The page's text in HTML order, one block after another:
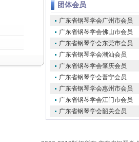
团体会员
广东省钢琴学会广州市会员
广东省钢琴学会佛山市会员
广东省钢琴学会东莞市会员
广东省钢琴学会潮汕会员
广东省钢琴学会肇庆会员
广东省钢琴学会普宁会员
广东省钢琴学会惠州市会员
广东省钢琴学会江门市会员
广东省钢琴学会韶关会员